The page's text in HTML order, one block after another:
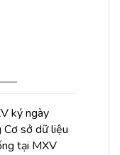
ký ngày
sở dữ liệu
tại MXV